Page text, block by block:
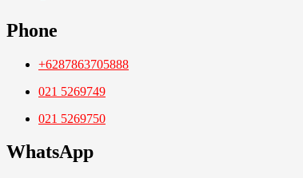
Phone
+6287863705888
021 5269749
021 5269750
WhatsApp